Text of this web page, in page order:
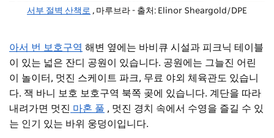
서부 절벽 산책로 , 마루브라 - 출처: Elinor Sheargold/DPE
아서 번 보호구역 해변 옆에는 바비큐 시설과 피크닉 테이블
이 있는 넓은 잔디 공원이 있습니다. 공원에는 그늘진 어린
이 놀이터, 멋진 스케이트 파크, 무료 야외 체육관도 있습니
다. 잭 바니 보호 보호구역 북쪽 곶에 있습니다. 계단을 따라
내려가면 멋진 마혼 풀 , 멋진 경치 속에서 수영을 즐길 수 있
는 인기 있는 바위 웅덩이입니다.